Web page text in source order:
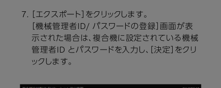
［エクスポート］をクリックします。
［機械管理者ID/ パスワードの登録］画面が表
示された場合は、複合機に設定されている機械
管理者ID とパスワードを入力し、［決定］をクリ
ックします。